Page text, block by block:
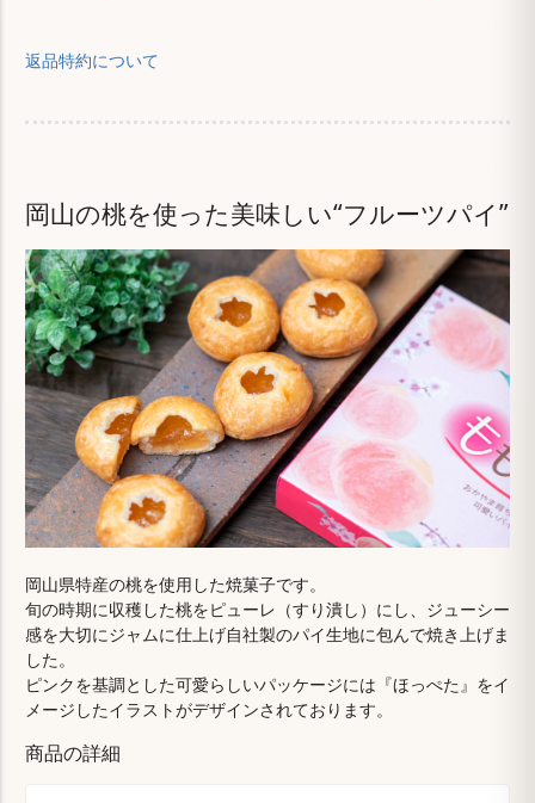
返品特約について
岡山の桃を使った美味しい“フルーツパイ”
岡山県特産の桃を使用した焼菓子です。
旬の時期に収穫した桃をピューレ（すり潰し）にし、ジューシー
感を大切にジャムに仕上げ自社製のパイ生地に包んで焼き上げま
した。
ピンクを基調とした可愛らしいパッケージには『ほっぺた』をイ
メージしたイラストがデザインされております。
商品の詳細